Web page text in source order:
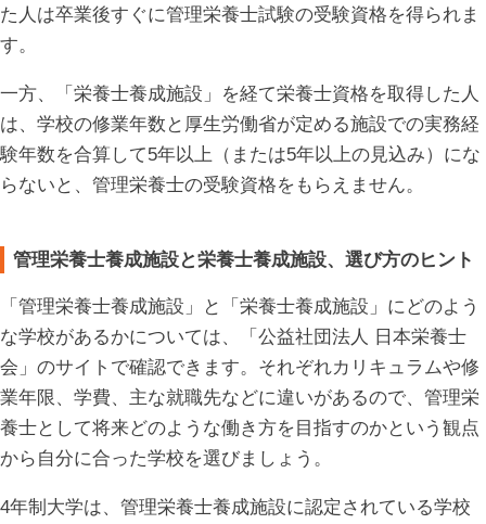
た人は卒業後すぐに管理栄養士試験の受験資格を得られま
す。
一方、「栄養士養成施設」を経て栄養士資格を取得した人
は、学校の修業年数と厚生労働省が定める施設での実務経
験年数を合算して5年以上（または5年以上の見込み）にな
らないと、管理栄養士の受験資格をもらえません。
管理栄養士養成施設と栄養士養成施設、選び方のヒント
「管理栄養士養成施設」と「栄養士養成施設」にどのよう
な学校があるかについては、「公益社団法人 日本栄養士
会」のサイトで確認できます。それぞれカリキュラムや修
業年限、学費、主な就職先などに違いがあるので、管理栄
養士として将来どのような働き方を目指すのかという観点
から自分に合った学校を選びましょう。
4年制大学は、管理栄養士養成施設に認定されている学校